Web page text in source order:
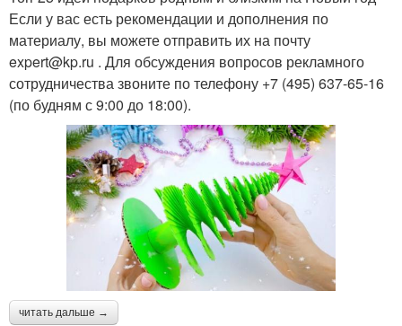
Если у вас есть рекомендации и дополнения по
материалу, вы можете отправить их на почту
expert@kp.ru . Для обсуждения вопросов рекламного
сотрудничества звоните по телефону +7 (495) 637-65-16
(по будням с 9:00 до 18:00).
читать дальше →